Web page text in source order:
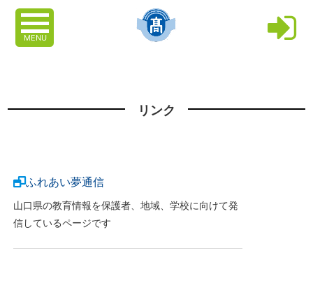
MENU
リンク
ふれあい夢通信
山口県の教育情報を保護者、地域、学校に向けて発
信しているページです